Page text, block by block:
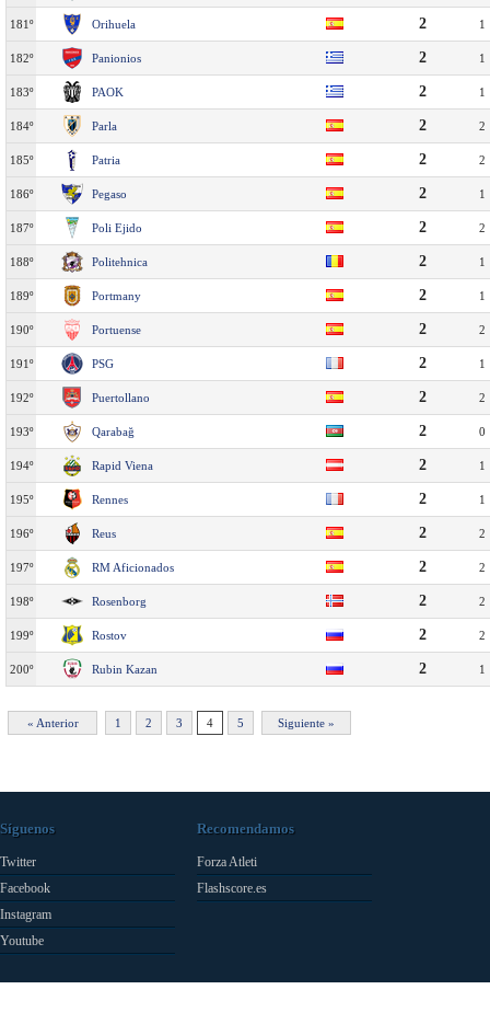
181º Orihuela 2 1
182º Panionios 2 1
183º PAOK 2 1
184º Parla 2 2
185º Patria 2 2
186º Pegaso 2 1
187º Poli Ejido 2 2
188º Politehnica 2 1
189º Portmany 2 1
190º Portuense 2 2
191º PSG 2 1
192º Puertollano 2 2
193º Qarabağ 2 0
194º Rapid Viena 2 1
195º Rennes 2 1
196º Reus 2 2
197º RM Aficionados 2 2
198º Rosenborg 2 2
199º Rostov 2 2
200º Rubin Kazan 2 1
« Anterior 1 2 3 4 5 Siguiente »
Síguenos
Twitter
Facebook
Instagram
Youtube
Recomendamos
Forza Atleti
Flashscore.es